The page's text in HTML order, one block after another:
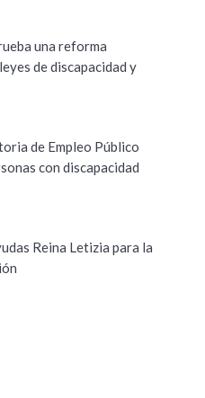
una reforma
de discapacidad y
de Empleo Público
con discapacidad
Reina Letizia para la